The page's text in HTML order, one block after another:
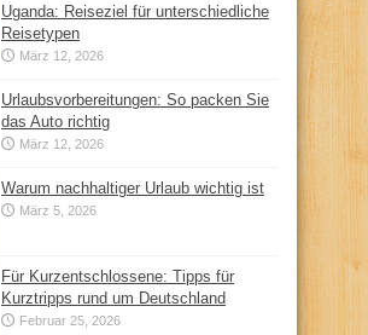
Uganda: Reiseziel für unterschiedliche
Reisetypen
März 12, 2026
Urlaubsvorbereitungen: So packen Sie
das Auto richtig
März 12, 2026
Warum nachhaltiger Urlaub wichtig ist
März 5, 2026
Für Kurzentschlossene: Tipps für
Kurztripps rund um Deutschland
Februar 25, 2026